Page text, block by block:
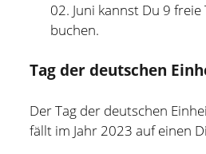
02. Juni kannst Du 9 freie
buchen.
Tag der deutschen
Der Tag der deutschen
fällt im Jahr 2023 auf einen